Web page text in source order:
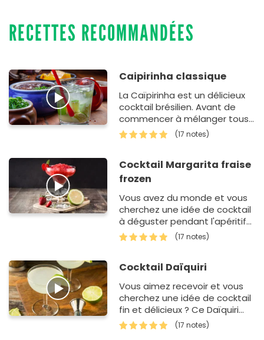
RECETTES RECOMMANDÉES
Caipirinha classique
La Caïpirinha est un délicieux
cocktail brésilien. Avant de
commencer à mélanger tous
les ingrédients, nous vous
conseillons…
(17 notes)
Cocktail Margarita fraise
frozen
Vous avez du monde et vous
cherchez une idée de cocktail
à déguster pendant l'apéritif
? Pour les amateurs, la
margarita est une r&…
(17 notes)
Cocktail Daïquiri
Vous aimez recevoir et vous
cherchez une idée de cocktail
fin et délicieux ? Ce Daïquiri
est un délice. En plus, il se
prépare en q…
(17 notes)